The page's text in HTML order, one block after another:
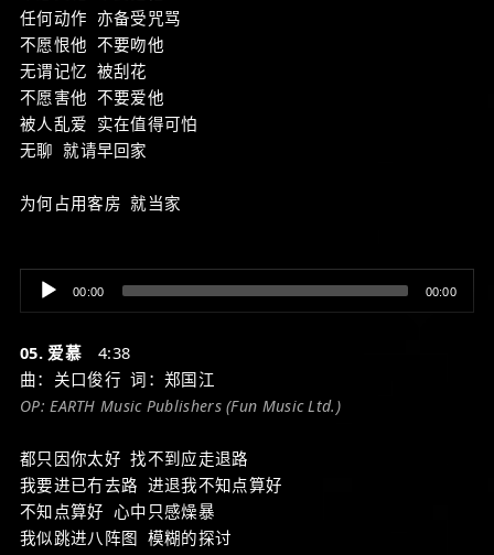
任何动作 亦备受咒骂
不愿恨他 不要吻他
无谓记忆 被刮花
不愿害他 不要爱他
被人乱爱 实在值得可怕
无聊 就请早回家
为何占用客房 就当家
Audio
Player
00:00 00:00
05. 爱慕4:38
曲：关口俊行 词：郑国江
OP: EARTH Music Publishers (Fun Music Ltd.)
都只因你太好 找不到应走退路
我要进已冇去路 进退我不知点算好
不知点算好 心中只感燥暴
我似跳进八阵图 模糊的探讨